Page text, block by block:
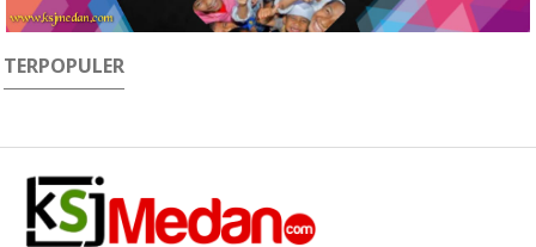
TERPOPULER